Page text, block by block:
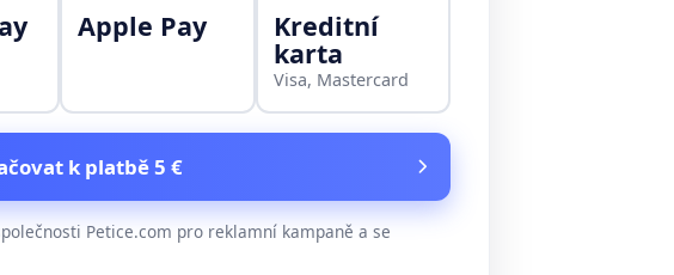
Apple Pay Kreditní
karta
Visa, Mastercard
k platbě 5 €
Petice.com pro reklamní kampaně a se